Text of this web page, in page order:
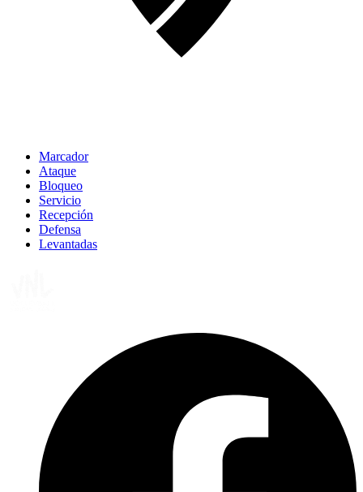
Marcador
Ataque
Bloqueo
Servicio
Recepción
Defensa
Levantadas